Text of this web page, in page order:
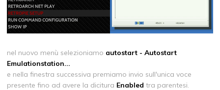
nel nuovo menù selezioniamo autostart - Autostart
Emulationstation...
e nella finestra successiva premiamo invio sull'unica voce
presente fino ad avere la dicitura Enabledtra parentesi.